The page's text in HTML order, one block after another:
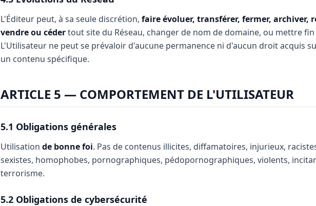
L'Éditeur peut, à sa seule discrétion, faire évoluer, transférer, fermer, archiver,
vendre ou cédertout site du Réseau, changer de nom de domaine, ou mettre
L'Utilisateur ne peut se prévaloir d'aucune permanence ni d'aucun droit acquis
un contenu spécifique.
ARTICLE 5 — COMPORTEMENT DE L'UTILISATEUR
5.1 Obligations générales
Utilisation de bonne foi. Pas de contenus illicites, diffamatoires, injurieux,
sexistes, homophobes, pornographiques, pédopornographiques, violents,
terrorisme.
5.2 Obligations de cybersécurité